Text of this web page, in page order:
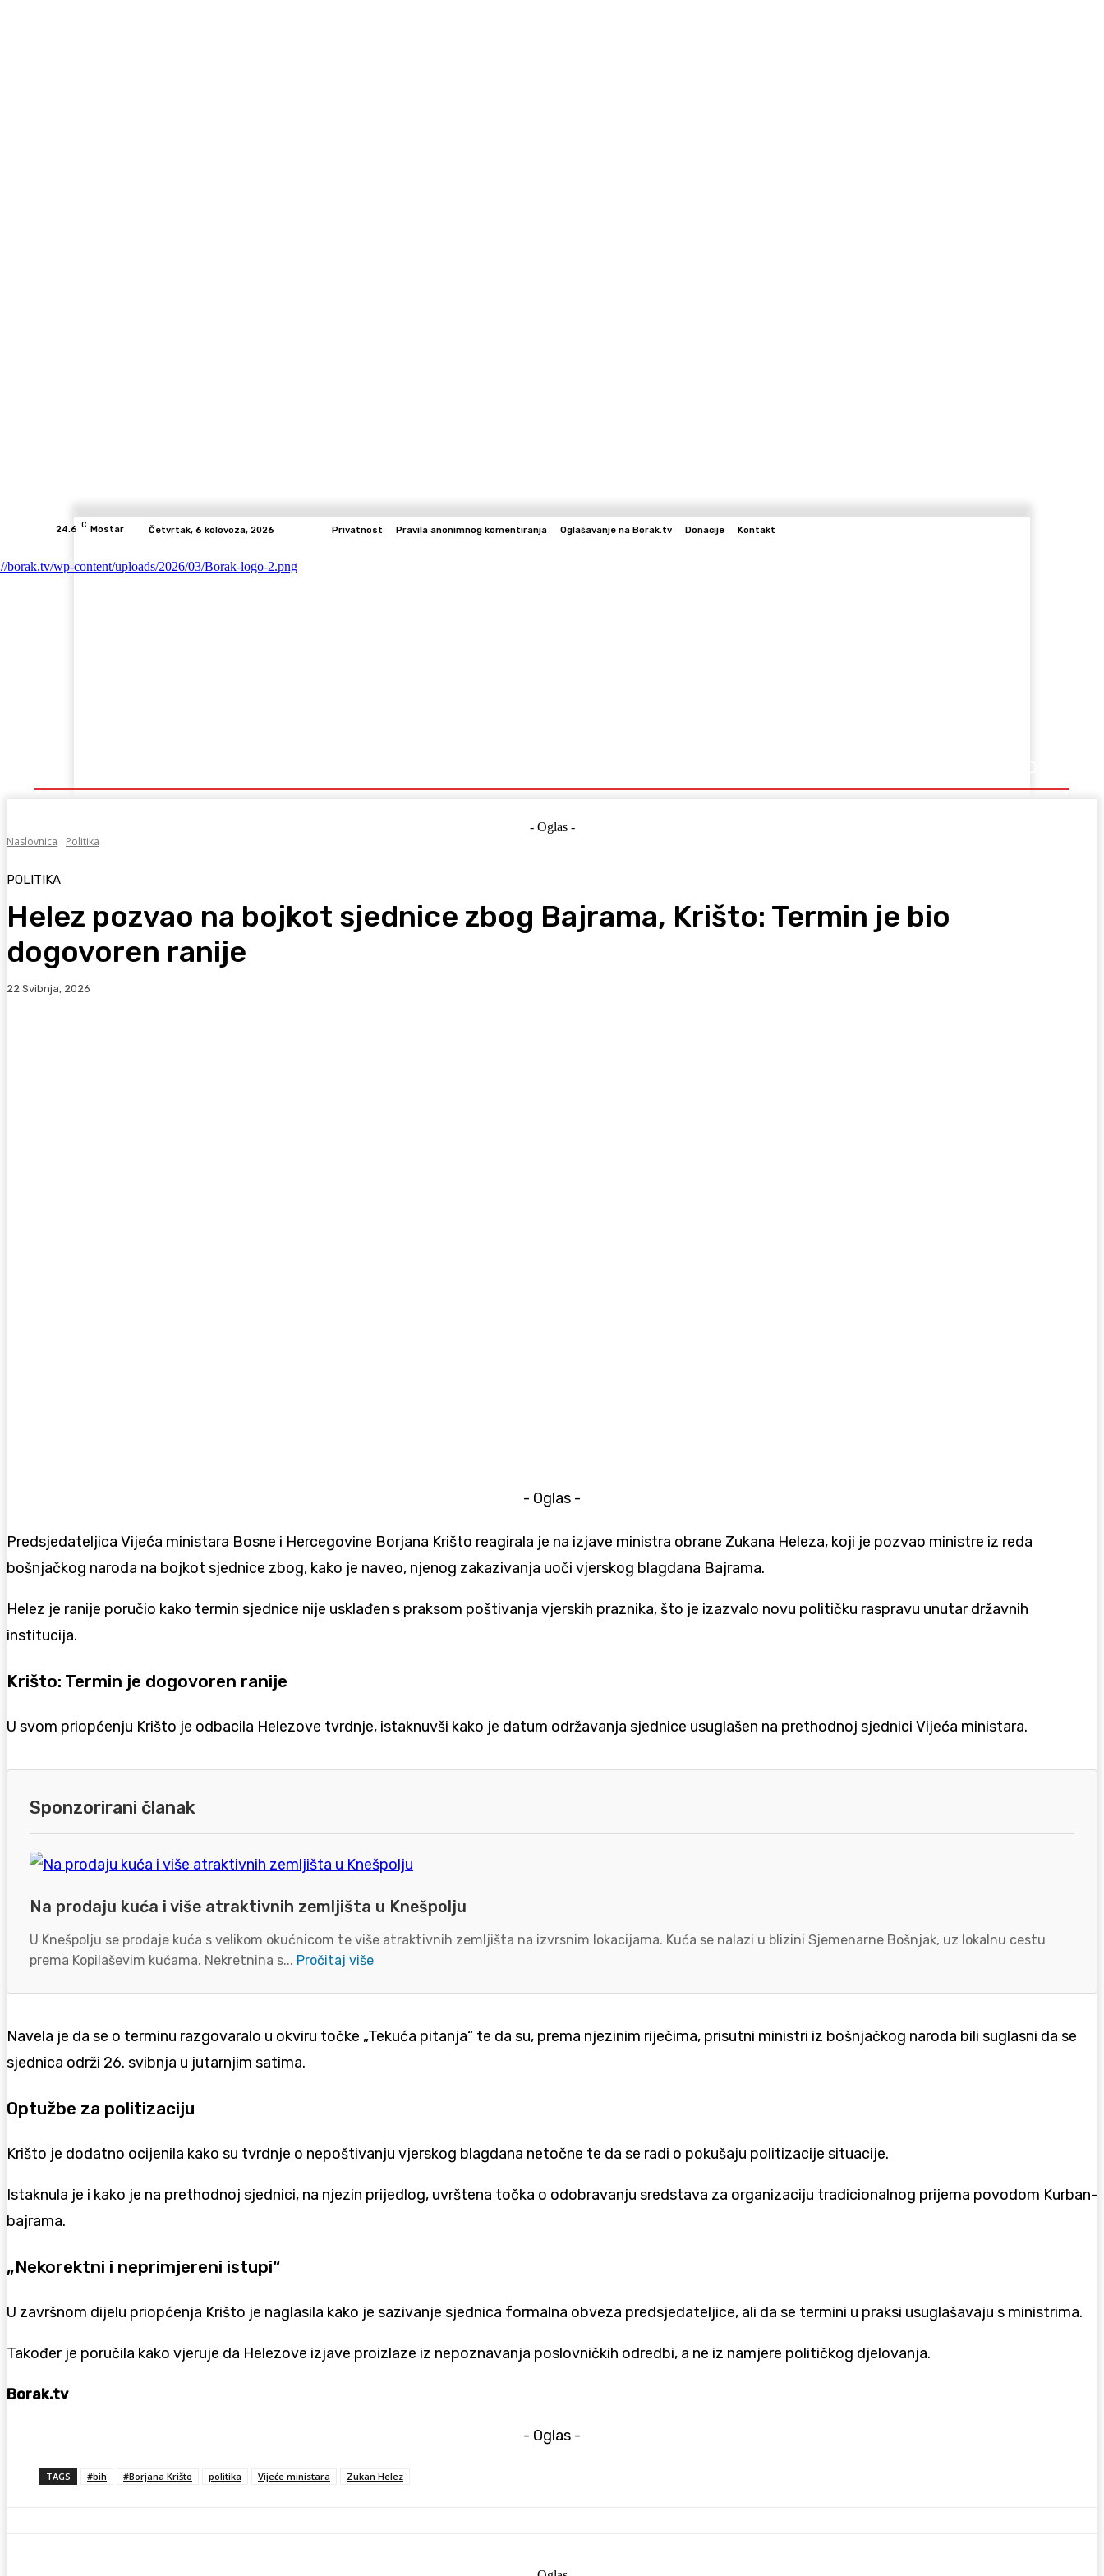
24.6 C Mostar Četvrtak, 6 kolovoza, 2026 Privatnost Pravila anonimnog komentiranja Oglašavanje na Borak.tv Donacije Kontakt
- Oglas -
Naslovnica
Politika
POLITIKA
Helez pozvao na bojkot sjednice zbog Bajrama, Krišto: Termin je bio
dogovoren ranije
22 Svibnja, 2026
- Oglas -
Predsjedateljica Vijeća ministara Bosne i Hercegovine Borjana Krišto reagirala je na izjave ministra obrane Zukana Heleza, koji je pozvao ministre iz reda
bošnjačkog naroda na bojkot sjednice zbog, kako je naveo, njenog zakazivanja uoči vjerskog blagdana Bajrama.
Helez je ranije poručio kako termin sjednice nije usklađen s praksom poštivanja vjerskih praznika, što je izazvalo novu političku raspravu unutar državnih
institucija.
Krišto: Termin je dogovoren ranije
U svom priopćenju Krišto je odbacila Helezove tvrdnje, istaknuvši kako je datum održavanja sjednice usuglašen na prethodnoj sjednici Vijeća ministara.
Sponzorirani članak
Na prodaju kuća i više atraktivnih zemljišta u Knešpolju
U Knešpolju se prodaje kuća s velikom okućnicom te više atraktivnih zemljišta na izvrsnim lokacijama. Kuća se nalazi u blizini Sjemenarne Bošnjak, uz lokalnu cestu
prema Kopilaševim kućama. Nekretnina s... Pročitaj više
Navela je da se o terminu razgovaralo u okviru točke „Tekuća pitanja“ te da su, prema njezinim riječima, prisutni ministri iz bošnjačkog naroda bili suglasni da se
sjednica održi 26. svibnja u jutarnjim satima.
Optužbe za politizaciju
Krišto je dodatno ocijenila kako su tvrdnje o nepoštivanju vjerskog blagdana netočne te da se radi o pokušaju politizacije situacije.
Istaknula je i kako je na prethodnoj sjednici, na njezin prijedlog, uvrštena točka o odobravanju sredstava za organizaciju tradicionalnog prijema povodom Kurban-
bajrama.
„Nekorektni i neprimjereni istupi“
U završnom dijelu priopćenja Krišto je naglasila kako je sazivanje sjednica formalna obveza predsjedateljice, ali da se termini u praksi usuglašavaju s ministrima.
Također je poručila kako vjeruje da Helezove izjave proizlaze iz nepoznavanja poslovničkih odredbi, a ne iz namjere političkog djelovanja.
Borak.tv
- Oglas -
TAGS #bih #Borjana Krišto politika Vijeće ministara Zukan Helez